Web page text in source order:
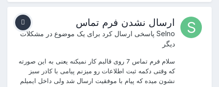
ارسال نشدن فرم تماس
Selno پاسخی ارسال کرد برای یک موضوع در مشکلات
دیگر
سلام فرم تماس 7 روی قالبم کار نمیکنه یعنی به این صورته
که وقتی دکمه ثبت اطلاعات رو میزنم پیامی با کادر سبز
نشون میده که پیام با موفقیت ارسال شد ولی داخل ایمیلم